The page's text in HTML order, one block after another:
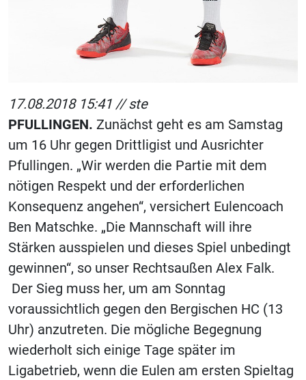
17.08.2018 15:41 //ste
PFULLINGEN. Zunächst geht es am Samstag
um 16 Uhr gegen Drittligist und Ausrichter
Pfullingen. „Wir werden die Partie mit dem
nötigen Respekt und der erforderlichen
Konsequenz angehen“, versichert Eulencoach
Ben Matschke. „Die Mannschaft will ihre
Stärken ausspielen und dieses Spiel unbedingt
gewinnen“, so unser Rechtsaußen Alex Falk.
Der Sieg muss her, um am Sonntag
voraussichtlich gegen den Bergischen HC (13
Uhr) anzutreten. Die mögliche Begegnung
wiederholt sich einige Tage später im
Ligabetrieb, wenn die Eulen am ersten Spieltag